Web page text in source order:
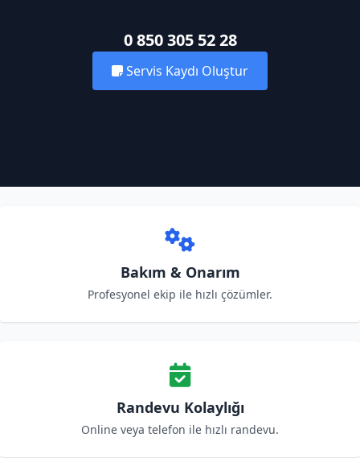
0 850 305 52 28
Servis Kaydı Oluştur
Bakım & Onarım
Profesyonel ekip ile hızlı çözümler.
Randevu Kolaylığı
Online veya telefon ile hızlı randevu.